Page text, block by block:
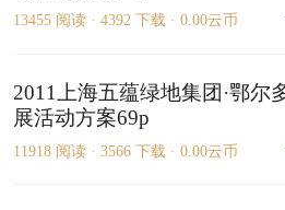
13455 阅读 · 4392 下载 · 0.00云币
2011上海五蕴绿地集团·鄂尔
展活动方案69p
11918 阅读 · 3566 下载 · 0.00云币